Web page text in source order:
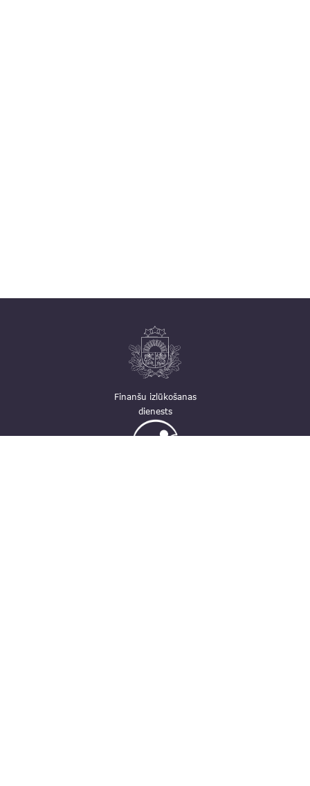
Finanšu izlūkošanas
dienests